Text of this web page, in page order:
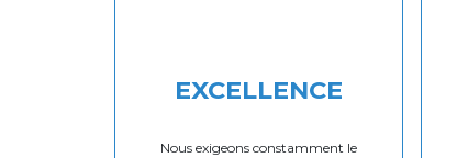
EXCELLENCE
Nous exigeons constamment le